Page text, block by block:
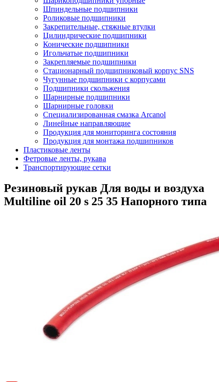
Шпиндельные подшипники
Роликовые подшипники
Закрепительные, стяжные втулки
Цилиндрические подшипники
Конические подшипники
Игольчатые подшипники
Закрепляемые подшипники
Стационарный подшипниковый корпус SNS
Чугунные подшипники с корпусами
Подшипники скольжения
Шарнирные подшипники
Шарнирные головки
Специализированная смазка Arcanol
Линейные направляющие
Продукция для мониторинга состояния
Продукция для монтажа подшипников
Пластиковые ленты
Фетровые ленты, рукава
Транспортирующие сетки
Резиновый рукав Для воды и воздуха
Multiline oil 20 s 25 35 Напорного типа